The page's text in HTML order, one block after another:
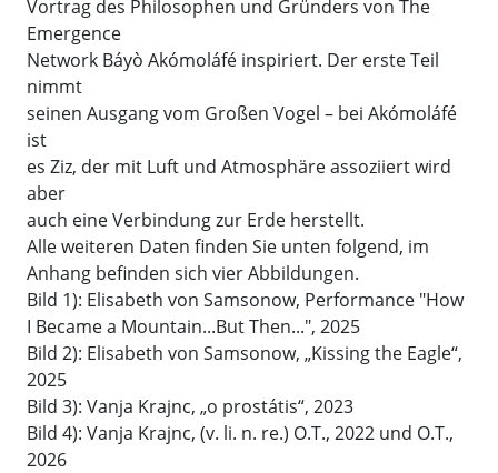
Vortrag des Philosophen und Gründers von The
Emergence
Network Báyò Akómoláfé inspiriert. Der erste Teil
nimmt
seinen Ausgang vom Großen Vogel – bei Akómoláfé
ist
es Ziz, der mit Luft und Atmosphäre assoziiert wird
aber
auch eine Verbindung zur Erde herstellt.
Alle weiteren Daten finden Sie unten folgend, im
Anhang befinden sich vier Abbildungen.
Bild 1): Elisabeth von Samsonow, Performance "How
I Became a Mountain...But Then...", 2025
Bild 2): Elisabeth von Samsonow, „Kissing the Eagle“,
2025
Bild 3): Vanja Krajnc, „o prostátis“, 2023
Bild 4): Vanja Krajnc, (v. li. n. re.) O.T., 2022 und O.T.,
2026